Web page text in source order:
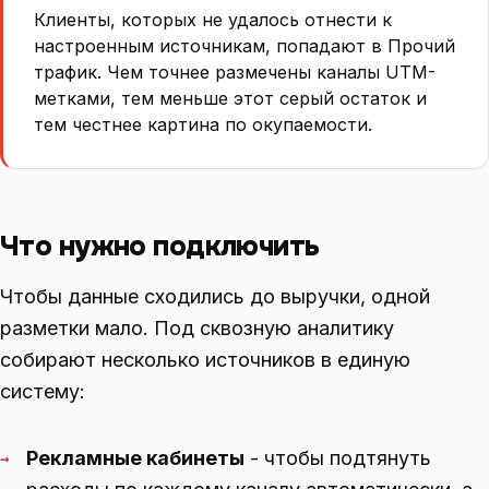
Клиенты, которых не удалось отнести к
настроенным источникам, попадают в Прочий
трафик. Чем точнее размечены каналы UTM-
метками, тем меньше этот серый остаток и
тем честнее картина по окупаемости.
Что нужно подключить
Чтобы данные сходились до выручки, одной
разметки мало. Под сквозную аналитику
собирают несколько источников в единую
систему:
→ Рекламные кабинеты - чтобы подтянуть